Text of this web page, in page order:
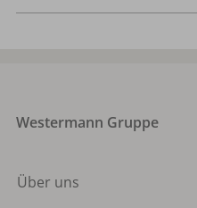
Westermann Gruppe
Über uns